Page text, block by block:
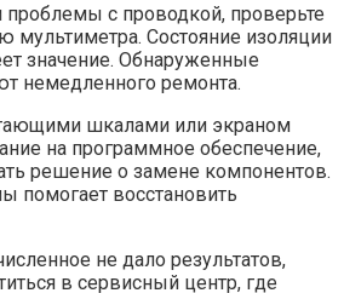
с проводкой, проверьте
Состояние изоляции
значение. Обнаруженные
немедленного ремонта.
шкалами или экраном
на программное обеспечение,
решение о замене компонентов.
помогает восстановить
не дало результатов,
в сервисный центр, где